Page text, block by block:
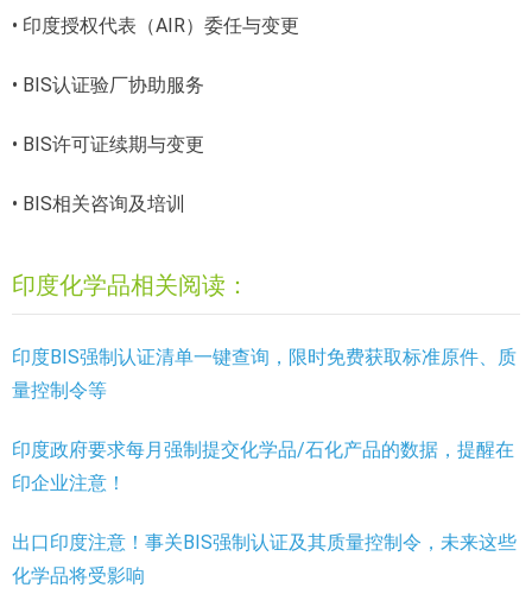
• 印度授权代表（AIR）委任与变更
• BIS认证验厂协助服务
• BIS许可证续期与变更
• BIS相关咨询及培训
印度化学品相关阅读：
印度BIS强制认证清单一键查询，限时免费获取标准原件、质
量控制令等
印度政府要求每月强制提交化学品/石化产品的数据，提醒在
印企业注意！
出口印度注意！事关BIS强制认证及其质量控制令，未来这些
化学品将受影响